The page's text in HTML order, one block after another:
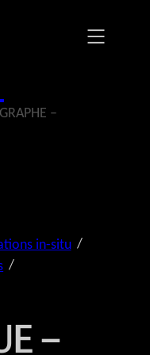
–
in-situ /
/
–